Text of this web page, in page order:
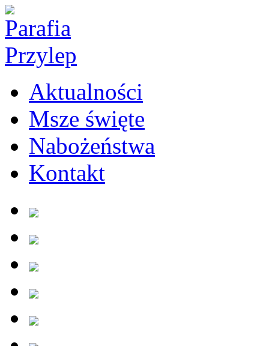
Aktualności
Msze święte
Nabożeństwa
Kontakt